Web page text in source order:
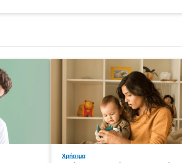
Χρήσιμα